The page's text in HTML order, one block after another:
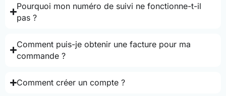
Pourquoi mon numéro de suivi ne fonctionne-t-il
pas ?
Comment puis-je obtenir une facture pour ma
commande ?
Comment créer un compte ?